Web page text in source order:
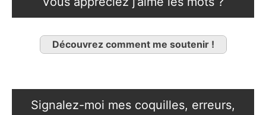
Découvrez comment me soutenir !
Signalez-moi mes coquilles, erreurs,